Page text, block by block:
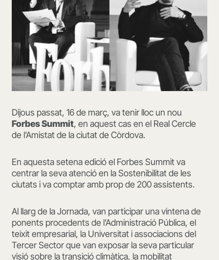
Dijous passat, 16 de març, va tenir lloc un nou
Forbes Summit, en aquest cas en el Real Cercle
de l’Amistat de la ciutat de Còrdova.
En aquesta setena edició el Forbes Summit va
centrar la seva atenció en la Sostenibilitat de les
ciutats i va comptar amb prop de 200 assistents.
Al llarg de la Jornada, van participar una vintena de
ponents procedents de l’Administració Pública, el
teixit empresarial, la Universitat i associacions del
Tercer Sector que van exposar la seva particular
visió sobre la transició climàtica, la mobilitat